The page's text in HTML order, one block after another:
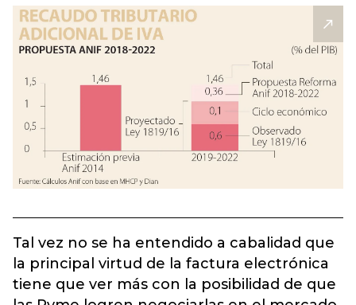
Tal vez no se ha entendido a cabalidad que
la principal virtud de la factura electrónica
tiene que ver más con la posibilidad de que